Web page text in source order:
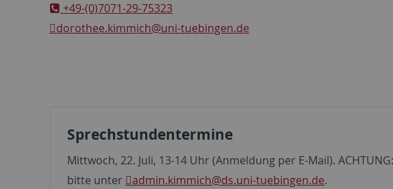
+49-(0)7071-29-75323
dorothee.kimmich@uni-tuebingen.de
Sprechstundentermine
Mittwoch, 22. Juli, 13-14 Uhr (Anmeldung per E-Mail).
bitte unter
admin.kimmich@ds.uni-tuebingen.de.